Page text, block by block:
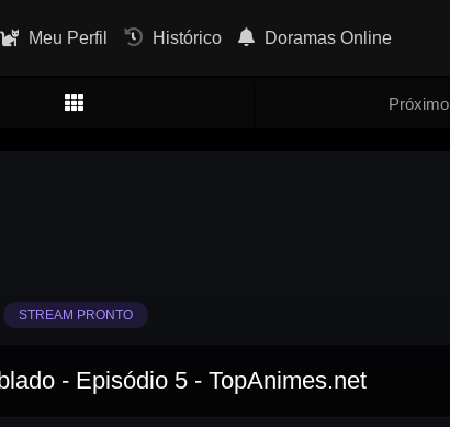
Meu Perfil Histórico Doramas Online
Próximo
STREAM PRONTO
- Episódio 5 - TopAnimes.net